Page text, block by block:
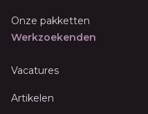
Onze pakketten
Werkzoekenden
Vacatures
Artikelen